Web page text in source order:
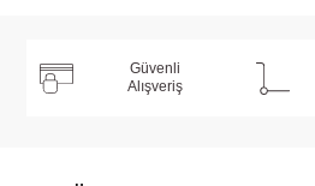
Güvenli
Alışveriş